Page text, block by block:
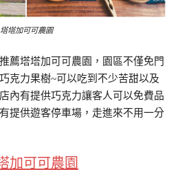
塔塔加可可農園
薦塔塔加可可農園，園區不僅免門
克力果樹~可以吃到不少苦甜以及
內有提供巧克力讓客人可以免費品
提供遊客停車場，走進來不用一分
加可可農園